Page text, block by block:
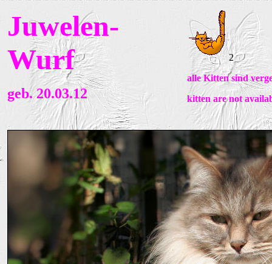
Juwelen-
Wurf
geb. 20.03.12
2
alle Kitten sind
kitten are not